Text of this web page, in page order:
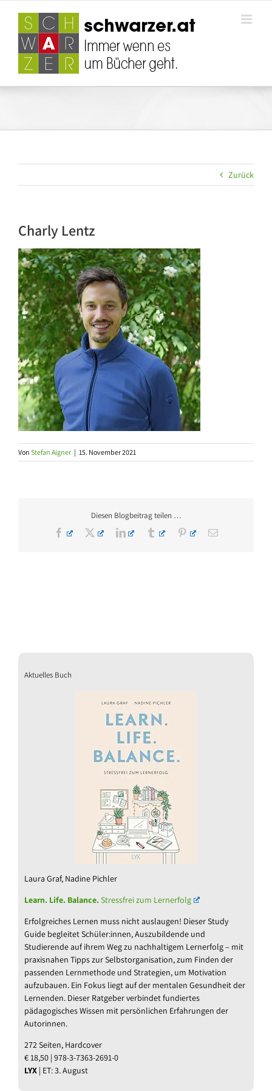
springen
Zurück
Charly Lentz
Von Stefan Aigner | 15. November 2021
Diesen Blogbeitrag teilen …
Facebook
X LinkedInTumblr PinterestE-
Aktuelles Buch
Laura Graf, Nadine Pichler
Learn. Life. Balance.Stressfrei zum Lernerfolg
Erfolgreiches Lernen muss nicht auslaugen! Dieser Study
Guide begleitet Schüler:innen, Auszubildende und
Studierende auf ihrem Weg zu nachhaltigem Lernerfolg – mit
praxisnahen Tipps zur Selbstorganisation, zum Finden der
passenden Lernmethode und Strategien, um Motivation
aufzubauen. Ein Fokus liegt auf der mentalen Gesundheit der
Lernenden. Dieser Ratgeber verbindet fundiertes
pädagogisches Wissen mit persönlichen Erfahrungen der
Autorinnen.
272 Seiten, Hardcover
€ 18,50 | 978-3-7363-2691-0
LYX | ET: 3. August